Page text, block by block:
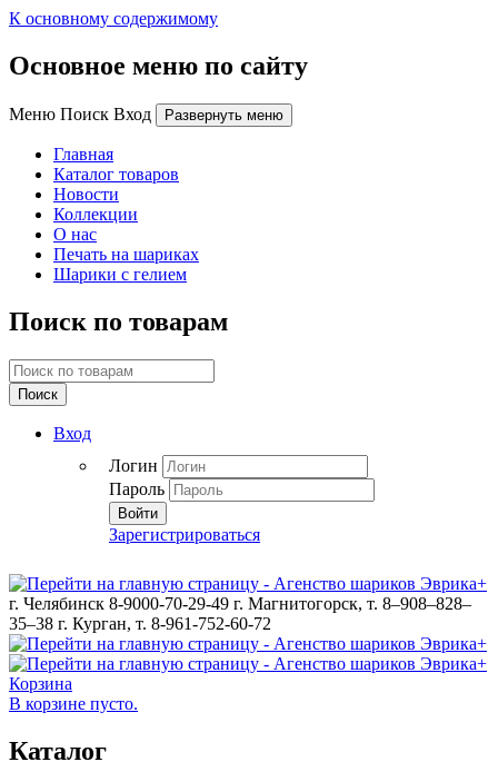
К основному содержимому
Основное меню по сайту
Меню Поиск Вход Развернуть меню
Главная
Каталог товаров
Новости
Коллекции
О нас
Печать на шариках
Шарики с гелием
Поиск по товарам
Поиск
Вход
Логин
Пароль
Войти
Зарегистрироваться
г. Челябинск 8-9000-70-29-49 г. Магнитогорск, т. 8–908–828–
35–38 г. Курган, т. 8-961-752-60-72
Корзина
В корзине пусто.
Каталог